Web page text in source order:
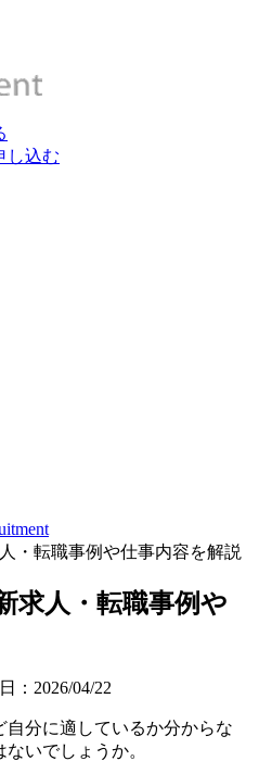
し込む
・転職事例や仕事内容を解説
求人・転職事例や
： 2026/04/22
自分に適しているか分からな
いでしょうか。